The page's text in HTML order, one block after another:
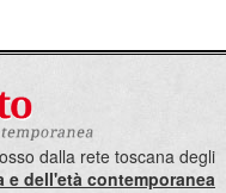
dalla rete toscana degli
e dell'età contemporanea